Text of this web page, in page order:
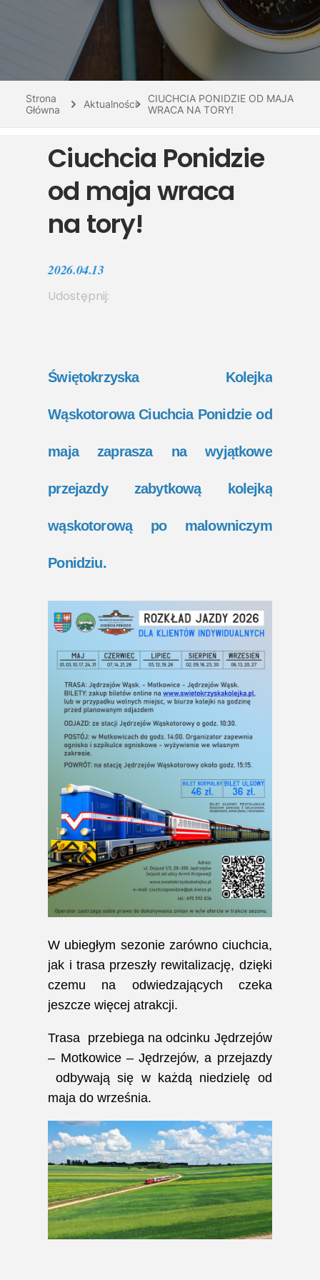
Do pobrania
Interaktywna mapa
Strona
Główna
Aktualności
CIUCHCIA PONIDZIE OD MAJA
WRACA NA TORY!
Ciuchcia Ponidzie
od maja wraca
na tory!
2026.04.13
Udostępnij:
Świętokrzyska Kolejka
Wąskotorowa Ciuchcia Ponidzie od
maja zaprasza na wyjątkowe
przejazdy zabytkową kolejką
wąskotorową po malowniczym
Ponidziu.
W ubiegłym sezonie zarówno ciuchcia,
jak i trasa przeszły rewitalizację, dzięki
czemu na odwiedzających czeka
jeszcze więcej atrakcji.
Trasa przebiega na odcinku Jędrzejów
– Motkowice – Jędrzejów, a przejazdy
odbywają się w każdą niedzielę od
maja do września.